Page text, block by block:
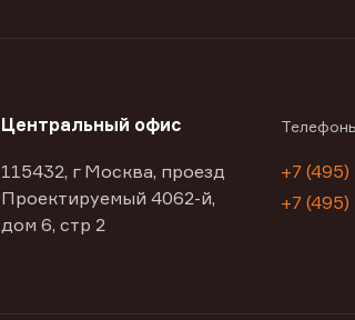
Центральный офис
115432, г Москва, проезд
Проектируемый 4062-й,
дом 6, стр 2
+7 (495)
+7 (495)